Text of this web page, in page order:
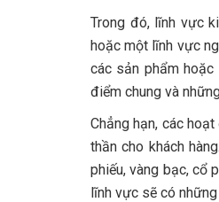
6. Bán lẻ và
7. Lĩnh vực vận
8. Kinh doanh
10. Kinh doanh
11. Công nghệ
Trong đó, lĩnh vực
hoặc một lĩnh vực
các sản phẩm
điểm chung và
Chẳng hạn, các
thần cho khách
phiếu, vàng bạc, cổ
lĩnh vực sẽ có